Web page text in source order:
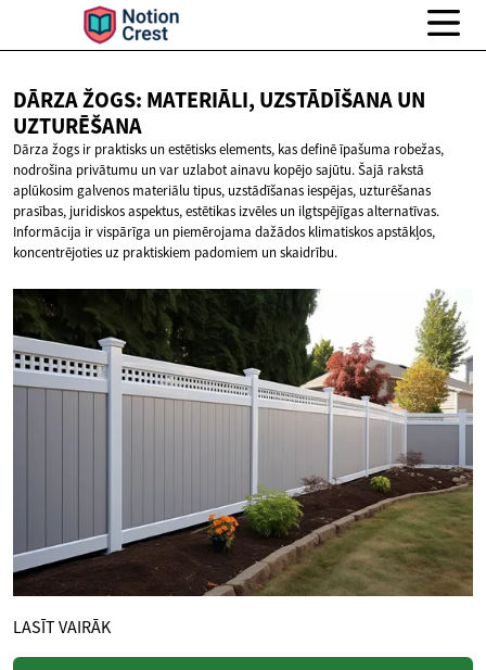
DĀRZA ŽOGS: MATERIĀLI, UZSTĀDĪŠANAUN
UZTURĒŠANA
Dārza žogs ir praktisks un estētisks elements, kas definē īpašuma robežas,
nodrošina privātumu un var uzlabot ainavu kopējo sajūtu. Šajā rakstā
aplūkosim galvenos materiālu tipus, uzstādīšanas iespējas, uzturēšanas
prasības, juridiskos aspektus, estētikas izvēles un ilgtspējīgas alternatīvas.
Informācija ir vispārīga un piemērojama dažādos klimatiskos apstākļos,
koncentrējoties uz praktiskiem padomiem un skaidrību.
LASĪT VAIRĀK